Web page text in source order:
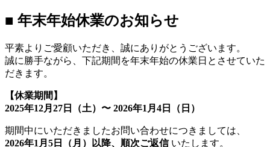
■ 年末年始休業のお知らせ
平素よりご愛顧いただき、誠にありがとうございます。
誠に勝手ながら、下記期間を年末年始の休業日とさせていた
だきます。
【休業期間】
2025年12月27日（土）〜 2026年1月4日（日）
期間中にいただきましたお問い合わせにつきましては、
2026年1月5日（月）以降、順次ご返信いたします。